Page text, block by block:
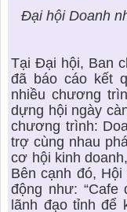
Đại hội Doanh
Tại Đại hội, Ban
đã báo cáo kết
nhiều chương
dựng hội ngày
chương trình:
trợ cùng nhau
cơ hội kinh
Bên cạnh đó,
động như: “Cafe
lãnh đạo tỉnh để